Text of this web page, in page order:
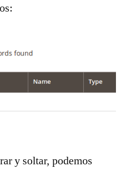
y soltar, podemos